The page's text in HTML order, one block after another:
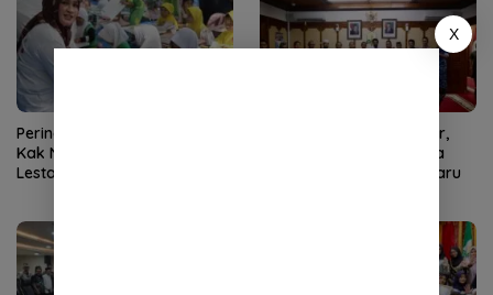
Peringati Hari Anak Nasional,
Kak Na Ajak Anak Aceh
Lestarikan Permainan
Transisi Darurat Berakhir,
Mualem dan Forkopimda
Akan Tetapkan Status Baru
X